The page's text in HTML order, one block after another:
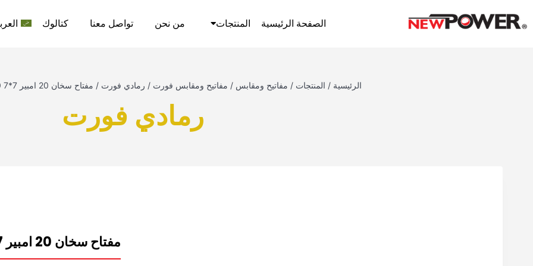
الصفحة الرئيسية المنتجات من نحن تواصل معنا كتالوك
الرئيسية / المنتجات / مفاتيح ومقابس / مفاتيح ومقابس فورت / رمادي فورت / مفتاح سخان 20 امبير 7*7 10 ملم رمادي نيوباور فورت
رمادي فورت
مفتاح سخان 20 امبير 7*7 10 ملم رمادي نيوباور فورت